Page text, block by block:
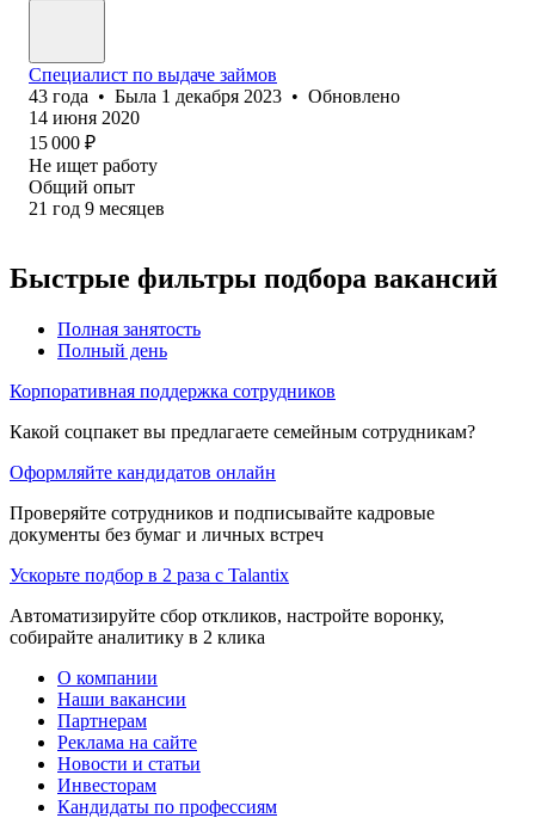
Специалист по выдаче займов
43 года • Была 1 декабря 2023 • Обновлено
14 июня 2020
15 000 ₽
Не ищет работу
Общий опыт
21 год 9 месяцев
Быстрые фильтры подбора вакансий
Полная занятость
Полный день
Корпоративная поддержка сотрудников
Какой соцпакет вы предлагаете семейным сотрудникам?
Оформляйте кандидатов онлайн
Проверяйте сотрудников и подписывайте кадровые
документы без бумаг и личных встреч
Ускорьте подбор в 2 раза с Talantix
Автоматизируйте сбор откликов, настройте воронку,
собирайте аналитику в 2 клика
О компании
Наши вакансии
Партнерам
Реклама на сайте
Новости и статьи
Инвесторам
Кандидаты по профессиям